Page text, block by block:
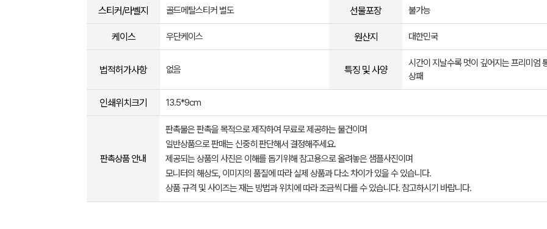
스티커/라벨지 골드메탈스티커 별도 선물포장 불가능
케이스 우단케이스 원산지 대한민국
법적허가사항 없음 특징 및 사양
시간이 지날수록 멋이 깊어지는 프리미엄
상패
인쇄위치크기 13.5*9cm
판촉상품 안내
판촉물은 판촉을 목적으로 제작하여 무료로 제공하는 물건이며
일반상품으로 판매는 신중히 판단해서 결정해주세요.
제공되는 상품의 사진은 이해를 돕기위해 참고용으로 올려놓은 샘플사진이며
모니터의 해상도, 이미지의 품질에 따라 실제 상품과 다소 차이가 있을 수 있습니다.
상품 규격 및 사이즈는 재는 방법과 위치에 따라 조금씩 다를 수 있습니다. 참고하시기 바랍니다.